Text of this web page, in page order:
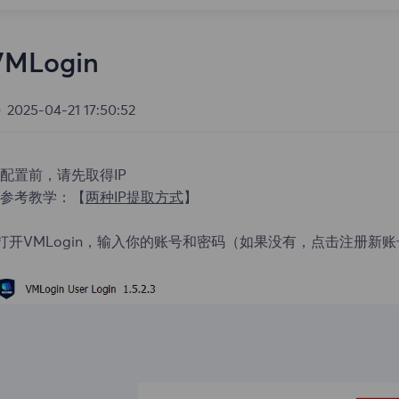
2025-04-21 17:50:52
置前，请先取得IP
考教学：
【 两种IP提取方式】
开VMLogin，输入你的账号和密码（如果没有，点击注册新